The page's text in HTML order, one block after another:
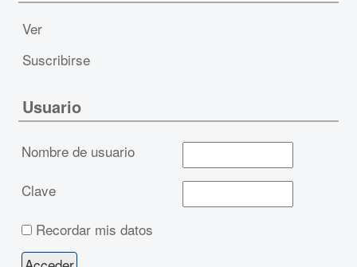
Ver
Suscribirse
Usuario
Nombre de usuario
Clave
Recordar mis datos